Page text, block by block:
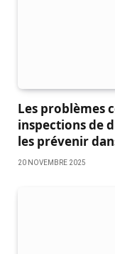
Les problèmes
inspections de
les prévenir
20 NOVEMBRE 2025